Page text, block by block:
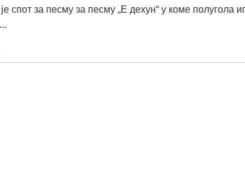
спот за песму за песму „Е дехун“ у коме полугола